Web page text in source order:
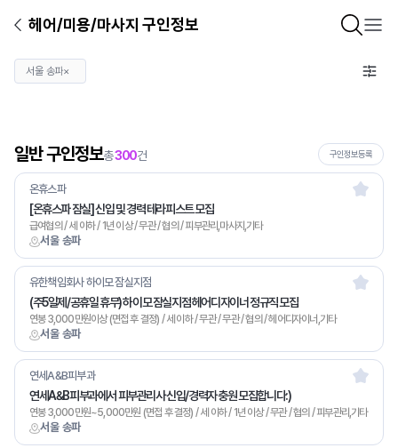
헤어/미용/마사지 구인정보
서울 송파×
일반 구인정보총300건 구인정보등록
서울 송파
온휴스파
[온휴스파 잠실] 신입 및 경력 테라피스트 모집
급여협의 / 세 이하 / 1년 이상 / 무관 / 협의 / 피부관리,마사지,기타
서울 송파
유한책임회사 하이모 잠실지점
(주5일제/공휴일 휴무) 하이모 잠실지점 헤어디자이너 정규직 모집
연봉 3,000만원이상 (면접 후 결정) / 세 이하 / 무관 / 무관 / 협의 / 헤어디자이너,기타
서울 송파
연세A&B피부과
연세A&B피부과에서 피부관리사 신입/경력자 충원 모집합니다:)
연봉 3,000만원~5,000만원 (면접 후 결정) / 세 이하 / 1년 이상 / 무관 / 협의 / 피부관리,기타